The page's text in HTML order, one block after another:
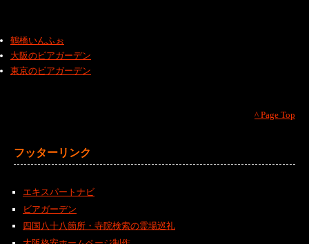
鶴橋いんふぉ
大阪のビアガーデン
東京のビアガーデン
^ Page Top
フッターリンク
エキスパートナビ
ビアガーデン
四国八十八箇所・寺院検索の霊場巡礼